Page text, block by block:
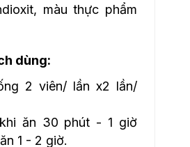
màu thực phẩm
dùng:
2 viên/ lần x2 lần/
ăn 30 phút - 1 giờ
1 - 2 giờ.